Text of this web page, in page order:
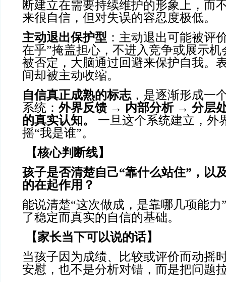
断建立在需要持续维护的形象上，而
来很自信，但对失误的容忍度极低。
主动退出保护型 ：主动退出可能被评
在乎”掩盖担心，不进入竞争或展示
被否定，大脑通过回避来保护自我。
间却被主动收缩。
自信真正成熟的标志 ，是逐渐形成一
系统： 外界反馈→ 内部分析 → 分层
的真实认知。
一旦这个系统建立，外
摇“我是谁”。
【核心判断线】
孩子是否清楚自己“靠什么站住”，以
的在起作用？
能说清楚“这次做成，是靠哪几项能力
了稳定而真实的自信的基础。
【家长当下可以说的话】
当孩子因为成绩、比较或评价而动摇
安慰，也不是分析对错，而是把问题